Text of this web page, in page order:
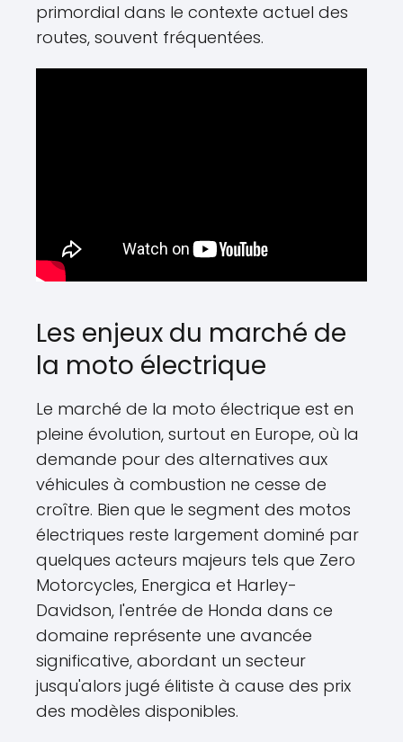
primordial dans le contexte actuel des
routes, souvent fréquentées.
Les enjeux du marché de
la moto électrique
Le marché de la moto électrique est en
pleine évolution, surtout en Europe, où la
demande pour des alternatives aux
véhicules à combustion ne cesse de
croître. Bien que le segment des motos
électriques reste largement dominé par
quelques acteurs majeurs tels que Zero
Motorcycles, Energica et Harley-
Davidson, l'entrée de Honda dans ce
domaine représente une avancée
significative, abordant un secteur
jusqu'alors jugé élitiste à cause des prix
des modèles disponibles.